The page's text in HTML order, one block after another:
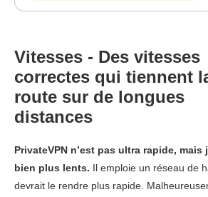
Vitesses - Des vitesses
correctes qui tiennent
route sur de longues
distances
PrivateVPN n’est pas ultra rapide, mais
bien plus lents. Il emploie un réseau de
devrait le rendre plus rapide.